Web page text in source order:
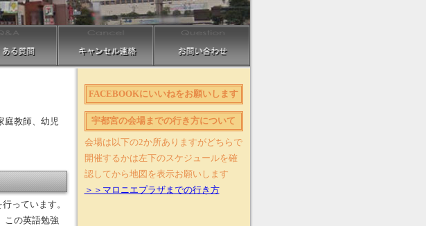
庭教師、幼児
っています。
この英語勉強
FACEBOOKにいいねをお願いします
宇都宮の会場までの行き方について
会場は以下の2か所ありますがどちらで
開催するかは左下のスケジュールを確
認してから地図を表示お願いします
＞＞マロニエプラザまでの行き方